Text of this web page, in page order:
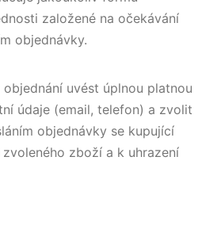
založené na očekávání
objednávky.
objednání uvést úplnou platnou
údaje (email, telefon) a zvolit
objednávky se kupující
zboží a k uhrazení